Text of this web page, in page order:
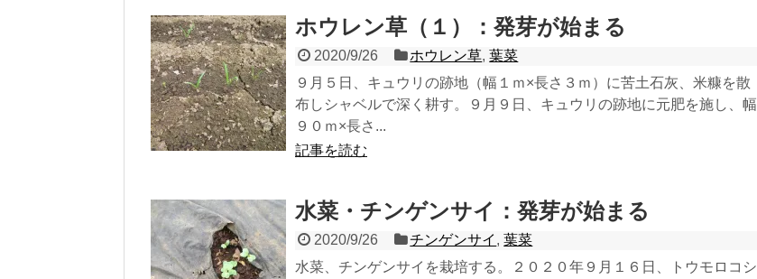
ホウレン草（１）：発芽が始まる
2020/9/26 ホウレン草,葉菜
９月５日、キュウリの跡地（幅１ｍ×長さ３ｍ）に苦土石灰、米糠を散
布しシャベルで深く耕す。９月９日、キュウリの跡地に元肥を施し、幅
９０ｍ×長さ...
記事を読む
水菜・チンゲンサイ：発芽が始まる
2020/9/26 チンゲンサイ ,葉菜
水菜、チンゲンサイを栽培する。２０２０年９月１６日、トウモロコシ